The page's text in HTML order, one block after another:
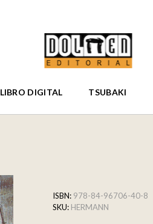
LIBRO DIGITAL TSUBAKI
ISBN: 978-84-96706-40-8
SKU: HERMANN